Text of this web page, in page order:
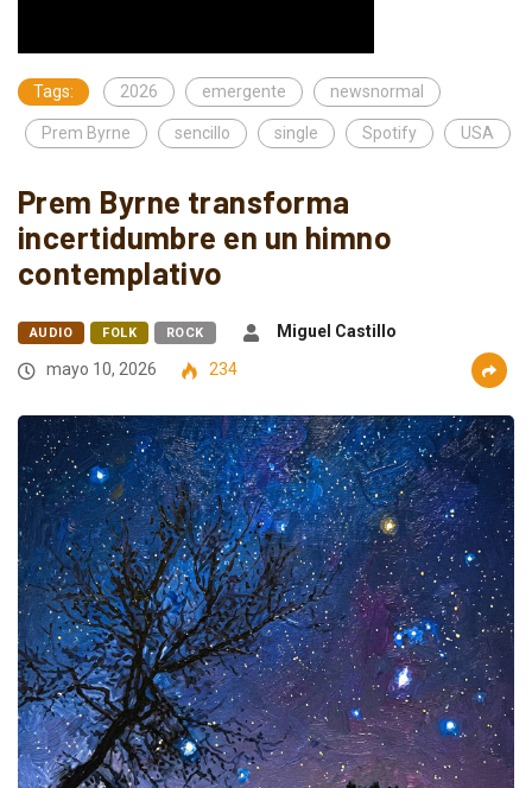
Tags: 2026 emergente newsnormal
Prem Byrne sencillo single Spotify USA
Prem Byrne transforma
incertidumbre en un himno
contemplativo
AUDIO FOLK ROCK
Miguel Castillo
mayo 10, 2026
234